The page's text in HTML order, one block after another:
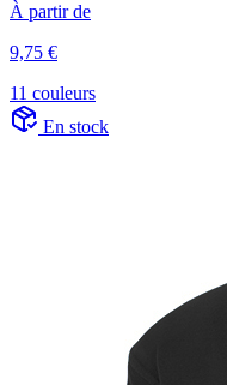
À partir de
9,75 €
11 couleurs
En stock